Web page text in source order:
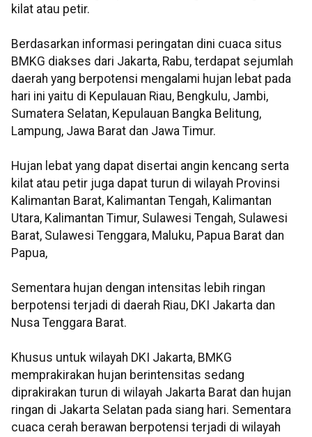
kilat atau petir.
Berdasarkan informasi peringatan dini cuaca situs
BMKG diakses dari Jakarta, Rabu, terdapat sejumlah
daerah yang berpotensi mengalami hujan lebat pada
hari ini yaitu di Kepulauan Riau, Bengkulu, Jambi,
Sumatera Selatan, Kepulauan Bangka Belitung,
Lampung, Jawa Barat dan Jawa Timur.
Hujan lebat yang dapat disertai angin kencang serta
kilat atau petir juga dapat turun di wilayah Provinsi
Kalimantan Barat, Kalimantan Tengah, Kalimantan
Utara, Kalimantan Timur, Sulawesi Tengah, Sulawesi
Barat, Sulawesi Tenggara, Maluku, Papua Barat dan
Papua,
Sementara hujan dengan intensitas lebih ringan
berpotensi terjadi di daerah Riau, DKI Jakarta dan
Nusa Tenggara Barat.
Khusus untuk wilayah DKI Jakarta, BMKG
memprakirakan hujan berintensitas sedang
diprakirakan turun di wilayah Jakarta Barat dan hujan
ringan di Jakarta Selatan pada siang hari. Sementara
cuaca cerah berawan berpotensi terjadi di wilayah